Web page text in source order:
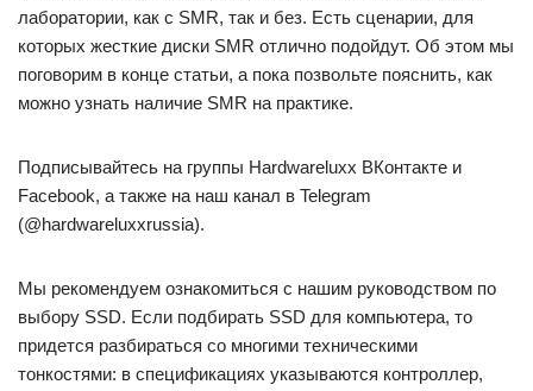
лаборатории, как с SMR, так и без. Есть сценарии, для
которых жесткие диски SMR отлично подойдут. Об этом мы
поговорим в конце статьи, а пока позвольте пояснить, как
можно узнать наличие SMR на практике.
Подписывайтесь на группы Hardwareluxx ВКонтакте и
Facebook, а также на наш канал в Telegram
(@hardwareluxxrussia).
Мы рекомендуем ознакомиться с нашим руководством по
выбору SSD. Если подбирать SSD для компьютера, то
придется разбираться со многими техническими
тонкостями: в спецификациях указываются контроллер,